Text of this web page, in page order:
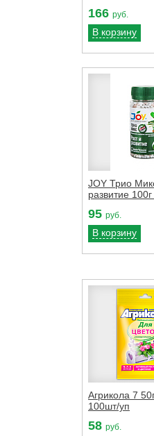
166 руб.
В корзину
JOY Трио
развитие
95 руб.
В корзину
Агрикола 7
100шт/уп
58 руб.